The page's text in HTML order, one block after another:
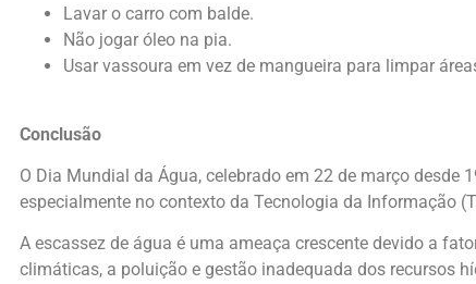
Lavar o carro com balde.
Não jogar óleo na pia.
Usar vassoura em vez de mangueira para limpar
Conclusão
O Dia Mundial da Água, celebrado em 22 de março
especialmente no contexto da Tecnologia da Informação
A escassez de água é uma ameaça crescente devido a
climáticas, a poluição e gestão inadequada dos recursos